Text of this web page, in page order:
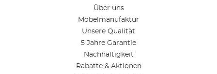
Über uns
Möbelmanufaktur
Unsere Qualität
5 Jahre Garantie
Nachhaltigkeit
Rabatte & Aktionen